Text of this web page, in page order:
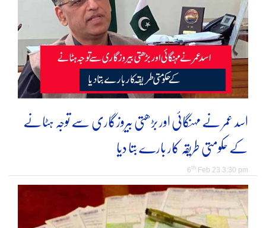
اسد عمر نے مہنگائی اور بڑھتی بیروزگاری سے توجہ ہٹانے
کے حکومتی طریقہ کار بارے بتا دیا
6th Feb 23 3:30 pm